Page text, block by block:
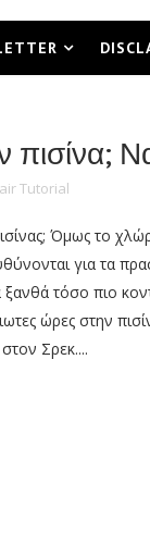
πισίνα;
Tutorial
Όμως το
για τα
ξανθά τόσο πιο
ώρες στην
Σρεκ....